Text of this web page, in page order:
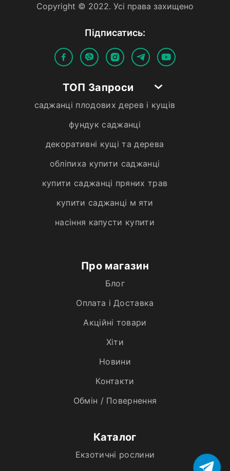
Copyright © 2022. Усi права захищено
Пiдписатись:
ТОП Запроси
саджанці плодових дерев і кущів
фундук саджанці
декоративні кущі та дерева
обліпиха купити саджанці
купити саджанці пряних трав
купити саджанці м яти
насіння капусти купити
Про магазин
Блог
Оплата і Доставка
Акційні товари
Хiти
Новини
Контакти
Обмін / Повернення
Каталог
Екзотичні рослини